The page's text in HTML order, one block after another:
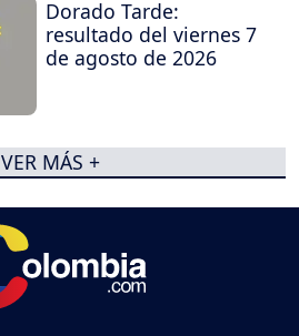
Dorado Tarde:
resultado del viernes 7
de agosto de 2026
VER MÁS +